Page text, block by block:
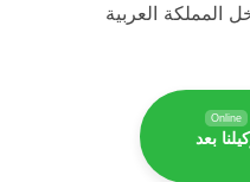
المملكة العربية
Online
بعد